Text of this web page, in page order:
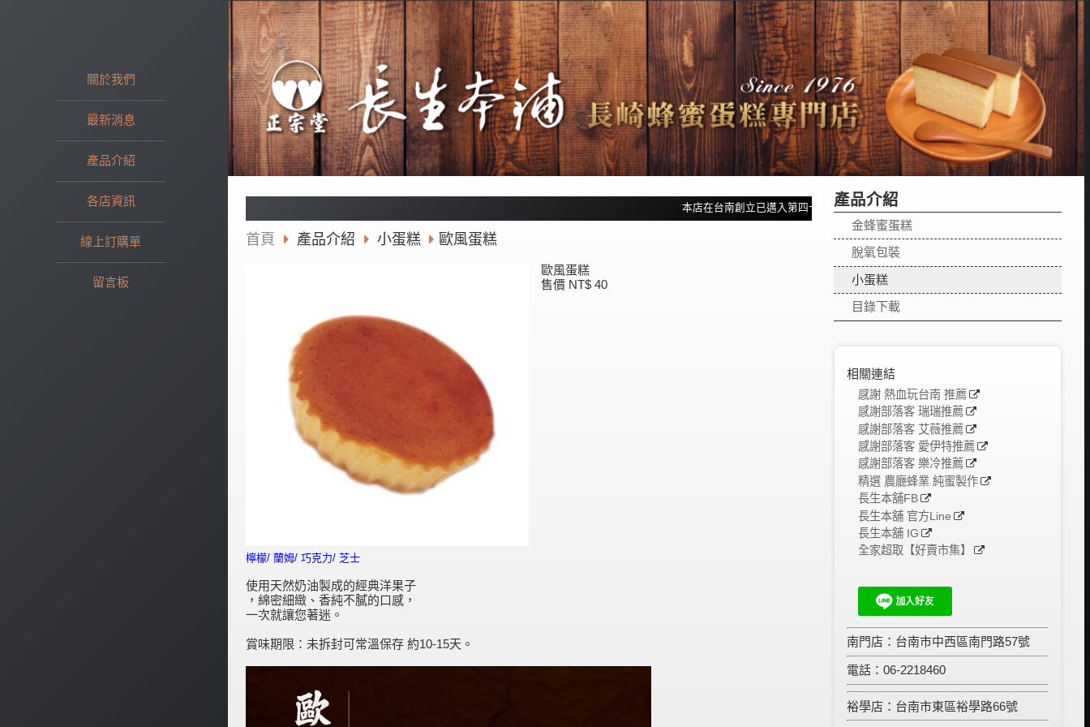
關於我們
最新消息
產品介紹
各店資訊
線上訂購單
留言板
產品介紹
金蜂蜜蛋糕
脫氧包裝
小蛋糕
目錄下載
相關連結
感謝 熱血玩台南 推薦
感謝部落客 瑞瑞推薦
感謝部落客 艾薇推薦
感謝部落客 愛伊特推薦
感謝部落客 樂冷推薦
精選 農廳蜂業 純蜜製作
長生本舖FB
長生本舖 官方Line
長生本舖 IG
全家超取【好賣市集】
南門店：台南市中西區南門路57號
電話：06-2218460
裕學店：台南市東區裕學路66號
本店在台南創立已邁入第四十八個年頭，感謝各界一直不斷的給予支持及鼓勵。~~~
首頁 產品介紹 小蛋糕 歐風蛋糕
歐風蛋糕
售價 NT$ 40
檸檬/ 蘭姆/ 巧克力/ 芝士
使用天然奶油製成的經典洋果子
，綿密細緻、香純不膩的口感，
一次就讓您著迷。
賞味期限：未拆封可常溫保存 約10-15天。